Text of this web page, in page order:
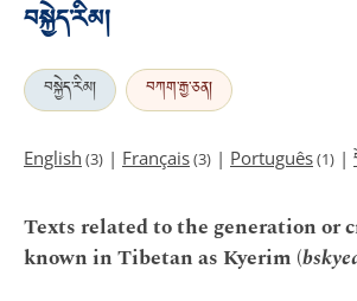
བསྐྱེད་རིམ།
བསྐྱེད་རིམ། བཀག་རྒྱ་ཅན།
English (3) | Français(3) | Português(1) |
Texts related to the generation or
known in Tibetan as Kyerim (